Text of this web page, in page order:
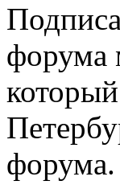
форума
форума.